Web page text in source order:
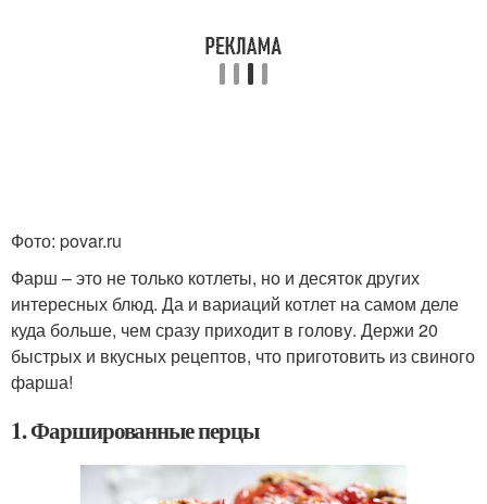
Фото: povar.ru
Фарш – это не только котлеты, но и десяток других
интересных блюд. Да и вариаций котлет на самом деле
куда больше, чем сразу приходит в голову. Держи 20
быстрых и вкусных рецептов, что приготовить из свиного
фарша!
1. Фаршированные перцы